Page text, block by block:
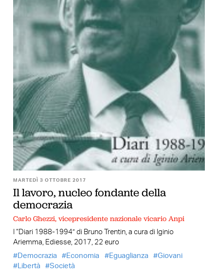
MARTEDÌ 3 OTTOBRE 2017
Il lavoro, nucleo fondante della
democrazia
Carlo Ghezzi, vicepresidente nazionale vicario Anpi
I “Diari 1988-1994” di Bruno Trentin, a cura di Iginio
Ariemma, Ediesse, 2017, 22 euro
Democrazia
Economia Eguaglianza
Giovani
Libertà
Società